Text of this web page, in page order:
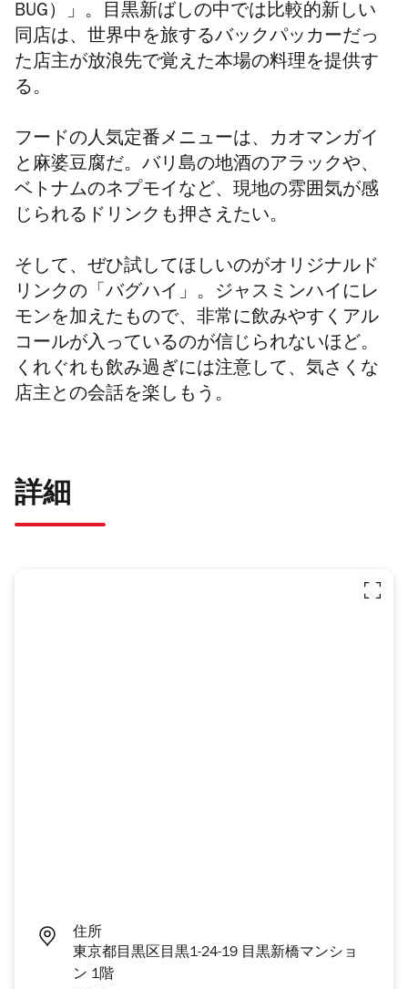
BUG）」。目黒新ばしの中では比較的新しい
同店は、世界中を旅するバックパッカーだっ
た店主が放浪先で覚えた本場の料理を提供す
る。
フードの人気定番メニューは、カオマンガイ
と麻婆豆腐だ。バリ島の地酒のアラックや、
ベトナムのネプモイなど、現地の雰囲気が感
じられるドリンクも押さえたい。
そして、ぜひ試してほしいのがオリジナルド
リンクの「バグハイ」。ジャスミンハイにレ
モンを加えたもので、非常に飲みやすくアル
コールが入っているのが信じられないほど。
くれぐれも飲み過ぎには注意して、気さくな
店主との会話を楽しもう。
詳細
住所
東京都目黒区目黒1-24-19 目黒新橋マンショ
ン 1階